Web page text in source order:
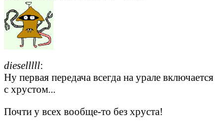
dieselllll:
Ну первая передача всегда на урале включается
с хрустом...
Почти у всех вообще-то без хруста!